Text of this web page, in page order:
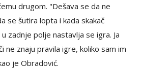
drugom. "Dešava se da ne
se šutira lopta i kada skakač
zadnje polje nastavlja se igra. Ja
ne znaju pravila igre, koliko sam im
je Obradović.